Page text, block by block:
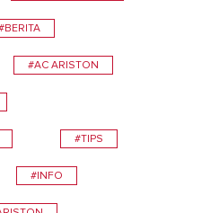
#AC ARISTON
#TIPS
#INFO